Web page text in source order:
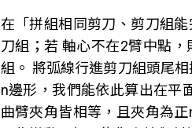
在「拼組相同剪刀、剪刀組
刀組；若 軸心不在2臂中點
組。 將弧線行進剪刀組頭尾
n邊形，我們能依此算出在平
曲臂夾角皆相等，且夾角為